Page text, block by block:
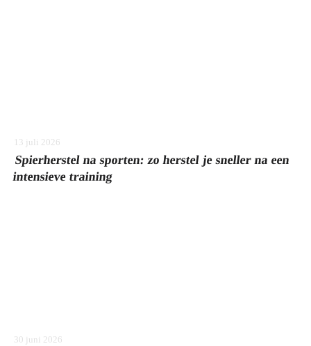
13 juli 2026
Spierherstel na sporten: zo herstel je sneller na een
intensieve training
30 juni 2026